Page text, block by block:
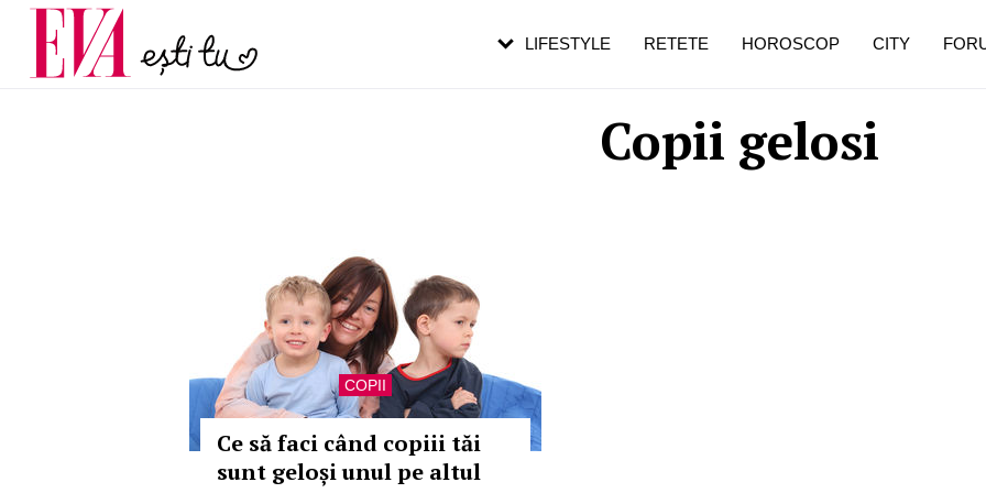
Copii gelosi
COPII
Ce să faci când copiii tăi
sunt geloși unul pe altul
LIFESTYLE RETETE HOROSCOP CITY
Carieră
Actualitate
pe măsură ce înaintezi în vârstă